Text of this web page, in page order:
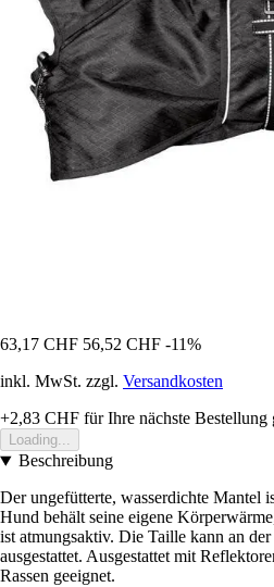
63,17 CHF 56,52 CHF -11%
inkl. MwSt. zzgl. Versandkosten
+2,83 CHF für Ihre nächste Bestellung
Loading...
Beschreibung
Der ungefütterte, wasserdichte Mantel
Hund behält seine eigene
ist atmungsaktiv. Die Taille kann an
ausgestattet. Ausgestattet mit
Rassen geeignet.